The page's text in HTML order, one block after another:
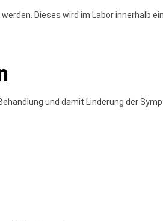
Dieses wird im Labor innerhalb
und damit Linderung der